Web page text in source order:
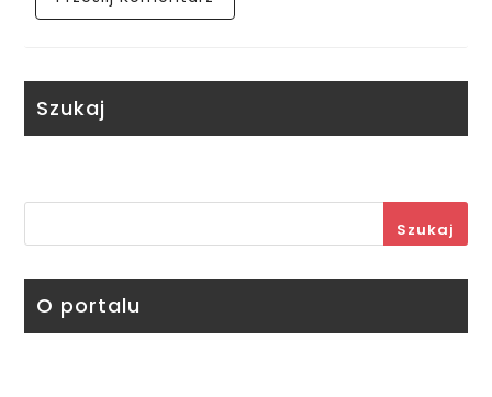
Szukaj
Szukaj
O portalu